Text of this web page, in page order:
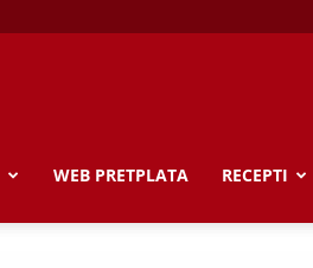
WEB PRETPLATA RECEPTI